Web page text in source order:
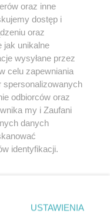
być powielany i
w jakikolwiek sposób (w
jakimkolwiek polu
z umieszczaniem w
Jakiekolwiek użycie lub
z naruszeniem prawa,
groźbą kary i może być
oraz inne
dostęp i
oraz
jak unikalne
wysyłane przez
celu zapewniania
spersonalizowanych
odbiorców oraz
my i Zaufani
danych
identyfikacji.
prywatności
USTAWIENIA